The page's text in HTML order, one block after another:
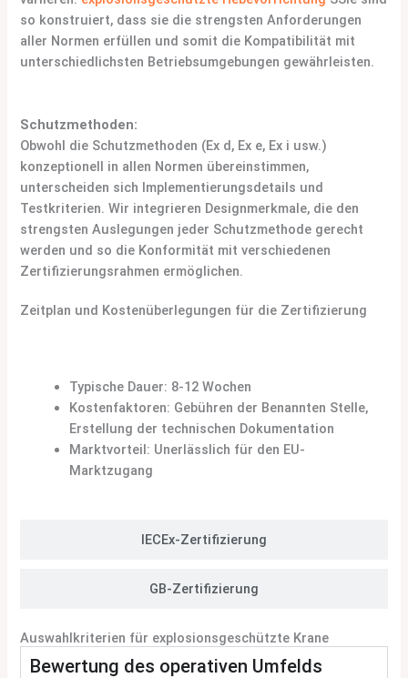
so konstruiert, dass sie die strengsten Anforderungen
aller Normen erfüllen und somit die Kompatibilität mit
unterschiedlichsten Betriebsumgebungen gewährleisten.
Schutzmethoden:
Obwohl die Schutzmethoden (Ex d, Ex e, Ex i usw.)
konzeptionell in allen Normen übereinstimmen,
unterscheiden sich Implementierungsdetails und
Testkriterien. Wir integrieren Designmerkmale, die den
strengsten Auslegungen jeder Schutzmethode gerecht
werden und so die Konformität mit verschiedenen
Zertifizierungsrahmen ermöglichen.
Zeitplan und Kostenüberlegungen für die Zertifizierung
IECEx-Zertifizierung
GB-Zertifizierung
Typische Dauer: 8-12 Wochen
Kostenfaktoren: Gebühren der Benannten Stelle,
Erstellung der technischen Dokumentation
Marktvorteil: Unerlässlich für den EU-
Marktzugang
Auswahlkriterien für explosionsgeschützte Krane
Bewertung des operativen Umfelds